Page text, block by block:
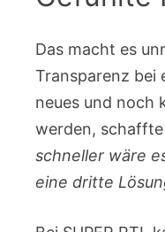
Das macht es
Transparenz bei
neues und noch
werden,
schneller wäre
eine dritte